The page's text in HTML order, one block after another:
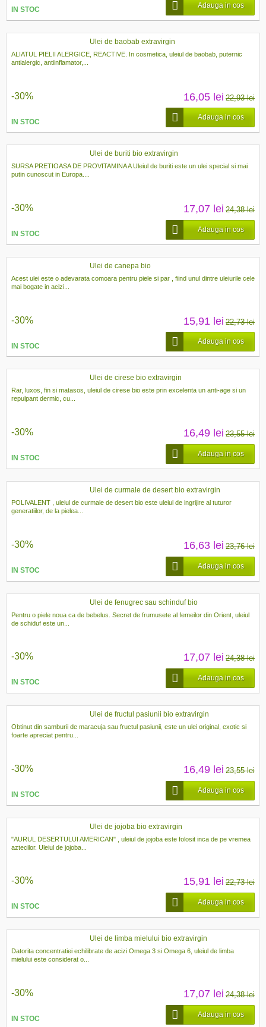
IN STOC
Adauga in cos
Ulei de baobab extravirgin
ALIATUL PIELII ALERGICE, REACTIVE. In cosmetica, uleiul de baobab, puternic
antialergic, antiinflamator,...
-30% 16,05 lei 22,93 lei
IN STOC
Adauga in cos
Ulei de buriti bio extravirgin
SURSA PRETIOASA DE PROVITAMINA A Uleiul de buriti este un ulei special si mai
putin cunoscut in Europa....
-30% 17,07 lei 24,38 lei
IN STOC
Adauga in cos
Ulei de canepa bio
Acest ulei este o adevarata comoara pentru piele si par , fiind unul dintre uleiurile cele
mai bogate in acizi...
-30% 15,91 lei 22,73 lei
IN STOC
Adauga in cos
Ulei de cirese bio extravirgin
Rar, luxos, fin si matasos, uleiul de cirese bio este prin excelenta un anti-age si un
repulpant dermic, cu...
-30% 16,49 lei 23,55 lei
IN STOC
Adauga in cos
Ulei de curmale de desert bio extravirgin
POLIVALENT , uleiul de curmale de desert bio este uleiul de ingrijire al tuturor
generatiilor, de la pielea...
-30% 16,63 lei 23,76 lei
IN STOC
Adauga in cos
Ulei de fenugrec sau schinduf bio
Pentru o piele noua ca de bebelus. Secret de frumusete al femeilor din Orient, uleiul
de schiduf este un...
-30% 17,07 lei 24,38 lei
IN STOC
Adauga in cos
Ulei de fructul pasiunii bio extravirgin
Obtinut din samburii de maracuja sau fructul pasiunii, este un ulei original, exotic si
foarte apreciat pentru...
-30% 16,49 lei 23,55 lei
IN STOC
Adauga in cos
Ulei de jojoba bio extravirgin
"AURUL DESERTULUI AMERICAN" , uleiul de jojoba este folosit inca de pe vremea
aztecilor. Uleiul de jojoba...
-30% 15,91 lei 22,73 lei
IN STOC
Adauga in cos
Ulei de limba mielului bio extravirgin
Datorita concentratiei echilibrate de acizi Omega 3 si Omega 6, uleiul de limba
mielului este considerat o...
-30% 17,07 lei 24,38 lei
IN STOC
Adauga in cos